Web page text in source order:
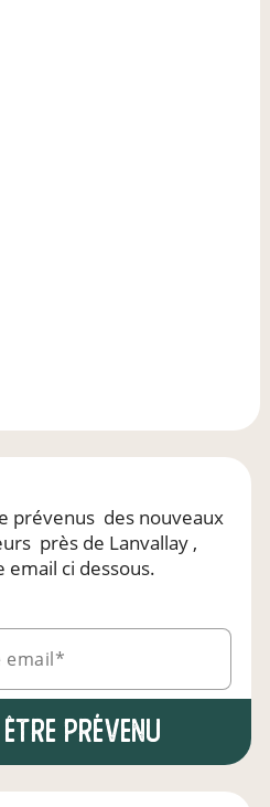
prévenus des nouveaux
près de Lanvallay ,
ci dessous.
email*
Être prévenu